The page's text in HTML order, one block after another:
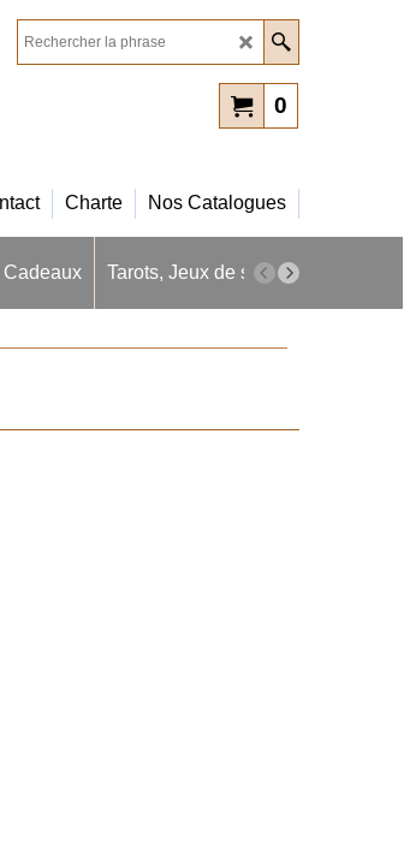
0
Charte Nos Catalogues
Cadeaux Tarots, Jeux de société